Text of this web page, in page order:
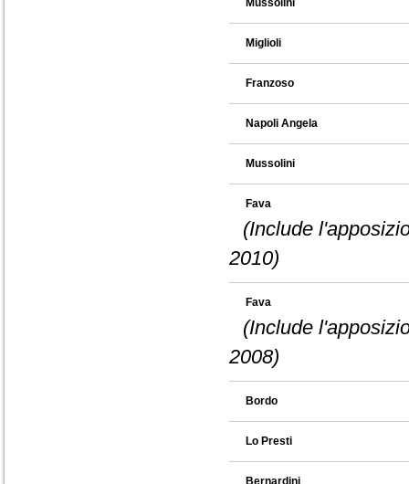
Mussolini
Miglioli
Franzoso
Napoli Angela
Mussolini
Fava
(Include
2010)
Fava
(Include
2008)
Bordo
Lo Presti
Bernardini